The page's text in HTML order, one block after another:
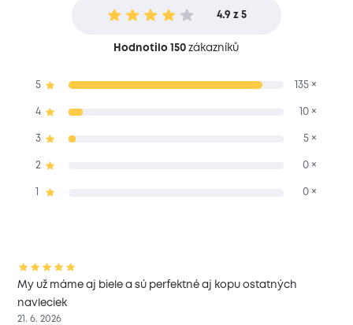
4.9 z 5
Hodnotilo 150 zákazníků
5 135 ×
4 10 ×
3 5 ×
2 0 ×
0 ×
My už máme aj biele a sú perfektné aj kopu ostatných
navleciek
21. 6. 2026